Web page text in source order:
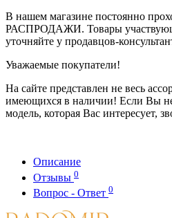
В нашем магазине постоянно
РАСПРОДАЖИ. Товары
уточняйте у продавцов-
Уважаемые покупатели!
На сайте представлен не весь
имеющихся в наличии! Если Вы
модель, которая Вас интересует,
Описание
Отзывы 0
Вопрос - Ответ 0